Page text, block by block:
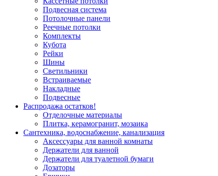
Подвесная система
Потолочные панели
Реечные потолки
Комплекты
Кубота
Рейки
Шины
Светильники
Встраиваемые
Накладные
Подвесные
Распродажа остатков!
Отделочные материалы
Плитка, керамогранит, мозаика
Сантехника, водоснабжение, канализация
Аксессуары для ванной комнаты
Держатели для ванной
Держатели для туалетной бумаги
Дозаторы